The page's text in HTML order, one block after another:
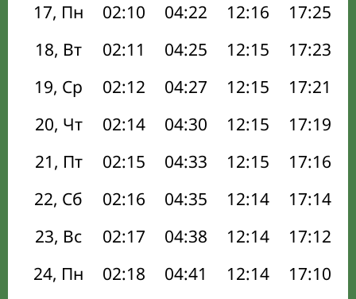
17, Пн
02:10 04:22 12:16 17:25
18, Вт
02:11 04:25 12:15 17:23
19, Ср
02:12 04:27 12:15 17:21
20, Чт
02:14 04:30 12:15 17:19
21, Пт
02:15 04:33 12:15 17:16
22, Сб
02:16 04:35 12:14 17:14
23, Вс
02:17 04:38 12:14 17:12
24, Пн
02:18 04:41 12:14 17:10